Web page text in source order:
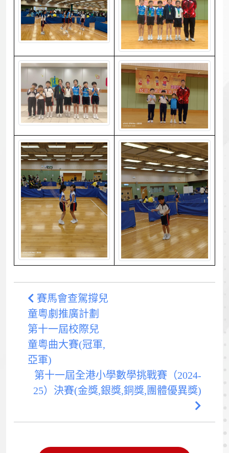
賽馬會查駕撐兒
童粵劇推廣計劃
第十一屆校際兒
童粵曲大賽(冠軍,
亞軍)
第十一屆全港小學數學挑戰賽（2024-
25）決賽(金獎,銀獎,銅獎,團體優異獎)